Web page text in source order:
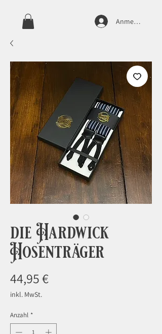
Anmelden
die Hardwick
Hosenträger
44,95 €Preis
inkl. MwSt.
Anzahl *